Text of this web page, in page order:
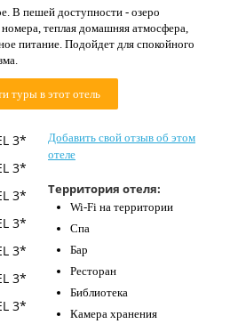
В пешей доступности - озеро
теплая домашняя атмосфера,
питание. Подойдет для спокойного
туры в этот отель
Добавить свой отзыв об этом
отеле
Территория отеля:
Wi-Fi на территории
Спа
Бар
Ресторан
Библиотека
Камера хранения